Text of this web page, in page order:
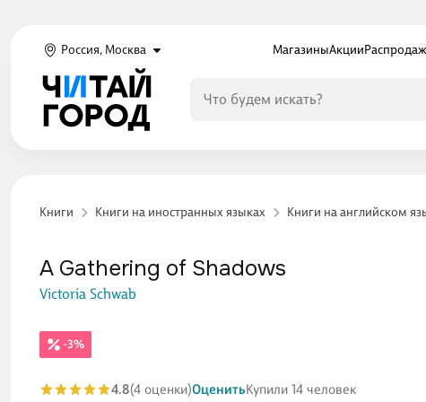
Россия, Москва МагазиныАкции
Книги Книги на иностранных языках Книги на английском
-3%
A Gathering of Shadows
Victoria Schwab
4.8(4 оценки)ОценитьКупили 14 человек